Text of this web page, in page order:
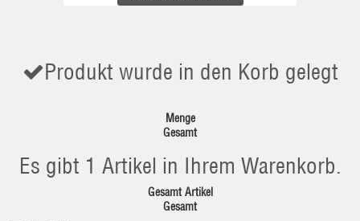
Produkt wurde in den Korb gelegt
Menge
Gesamt
Es gibt 1 Artikel in Ihrem Warenkorb.
Gesamt Artikel
Gesamt